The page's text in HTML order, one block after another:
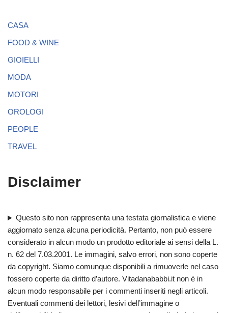
CASA
FOOD & WINE
GIOIELLI
MODA
MOTORI
OROLOGI
PEOPLE
TRAVEL
Disclaimer
Questo sito non rappresenta una testata giornalistica e viene
aggiornato senza alcuna periodicità. Pertanto, non può essere
considerato in alcun modo un prodotto editoriale ai sensi della L.
n. 62 del 7.03.2001. Le immagini, salvo errori, non sono coperte
da copyright. Siamo comunque disponibili a rimuoverle nel caso
fossero coperte da diritto d’autore. Vitadanababbi.it non è in
alcun modo responsabile per i commenti inseriti negli articoli.
Eventuali commenti dei lettori, lesivi dell’immagine o